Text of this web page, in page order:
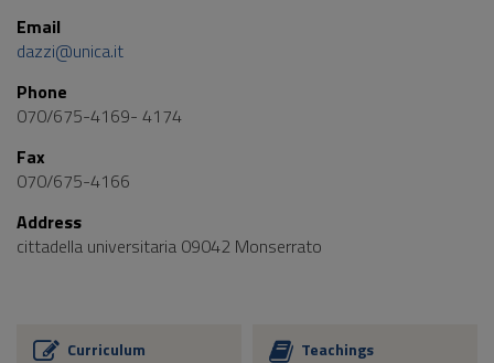
Email
dazzi@unica.it
Phone
070/675-4169- 4174
Fax
070/675-4166
Address
cittadella universitaria 09042 Monserrato
Curriculum Teachings